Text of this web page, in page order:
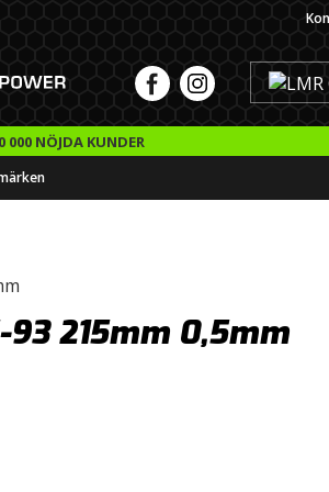
000 NÖJDA KUNDER
215mm 0,5mm